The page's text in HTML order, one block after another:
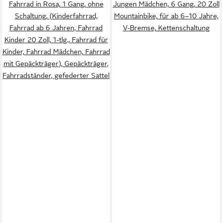
Fahrrad in Rosa, 1 Gang, ohne
Schaltung, (Kinderfahrrad,
Fahrrad ab 6 Jahren, Fahrrad
Kinder 20 Zoll, 1-tlg., Fahrrad für
Kinder, Fahrrad Mädchen, Fahrrad
mit Gepäckträger), Gepäckträger,
Fahrradständer, gefederter Sattel
Jungen Mädchen, 6 Gang, 20 Zoll
Mountainbike, für ab 6–10 Jahre,
V-Bremse, Kettenschaltung